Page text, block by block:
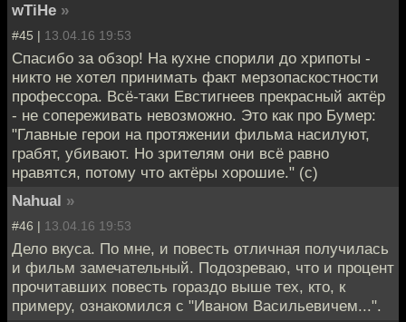
wTiHe »
#45 | 13.04.16 19:53
Спасибо за обзор! На кухне спорили до хрипоты -
никто не хотел принимать факт мерзопаскостности
профессора. Всё-таки Евстигнеев прекрасный актёр
- не сопереживать невозможно. Это как про Бумер:
"Главные герои на протяжении фильма насилуют,
грабят, убивают. Но зрителям они всё равно
нравятся, потому что актёры хорошие." (с)
Nahual »
#46 | 13.04.16 19:53
Дело вкуса. По мне, и повесть отличная получилась
и фильм замечательный. Подозреваю, что и процент
прочитавших повесть гораздо выше тех, кто, к
примеру, ознакомился с "Иваном Васильевичем...".